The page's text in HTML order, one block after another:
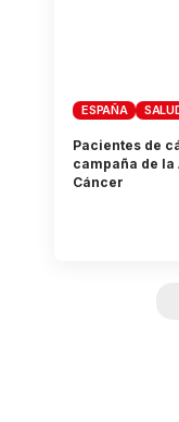
ESPAÑA
Pacientes de
campaña de
Cáncer